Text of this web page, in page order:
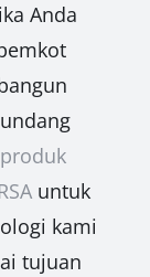
Anda
untuk
kami
tujuan